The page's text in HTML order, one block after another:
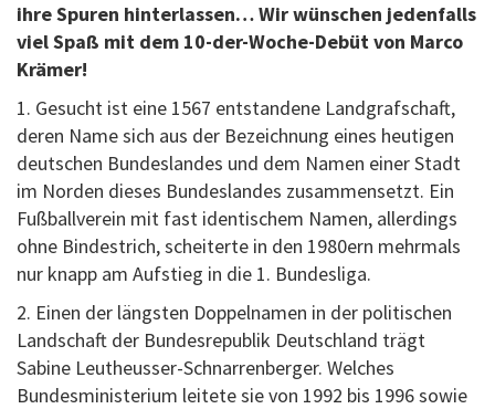
ihre Spuren hinterlassen… Wir wünschen jedenfalls
viel Spaß mit dem 10-der-Woche-Debüt von Marco
Krämer!
1. Gesucht ist eine 1567 entstandene Landgrafschaft,
deren Name sich aus der Bezeichnung eines heutigen
deutschen Bundeslandes und dem Namen einer Stadt
im Norden dieses Bundeslandes zusammensetzt. Ein
Fußballverein mit fast identischem Namen, allerdings
ohne Bindestrich, scheiterte in den 1980ern mehrmals
nur knapp am Aufstieg in die 1. Bundesliga.
2. Einen der längsten Doppelnamen in der politischen
Landschaft der Bundesrepublik Deutschland trägt
Sabine Leutheusser-Schnarrenberger. Welches
Bundesministerium leitete sie von 1992 bis 1996 sowie